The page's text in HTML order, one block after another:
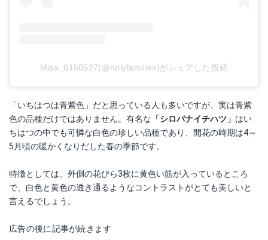
Misa_0150527(@holyfamilies)がシェアした投稿
「いちはつは青紫色」だと思っている人も多いですが、実は青紫
色の品種だけではありません。有名な 「シロバナイチハツ」 はい
ちはつの中でも可憐な白色の珍しい品種であり、開花の時期は4～
5月頃の暖かくなりだした春の季節です。
特徴としては、外側の花びら3枚に黄色い筋が入っているところ
で、白色と黄色の透き通るようなコントラストがとても美しいと
言えるでしょう。
広告の後に記事が続きます